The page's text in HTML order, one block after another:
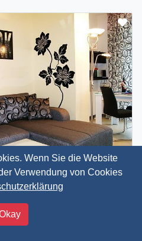
Wenn Sie die Website
Verwendung von Cookies
15